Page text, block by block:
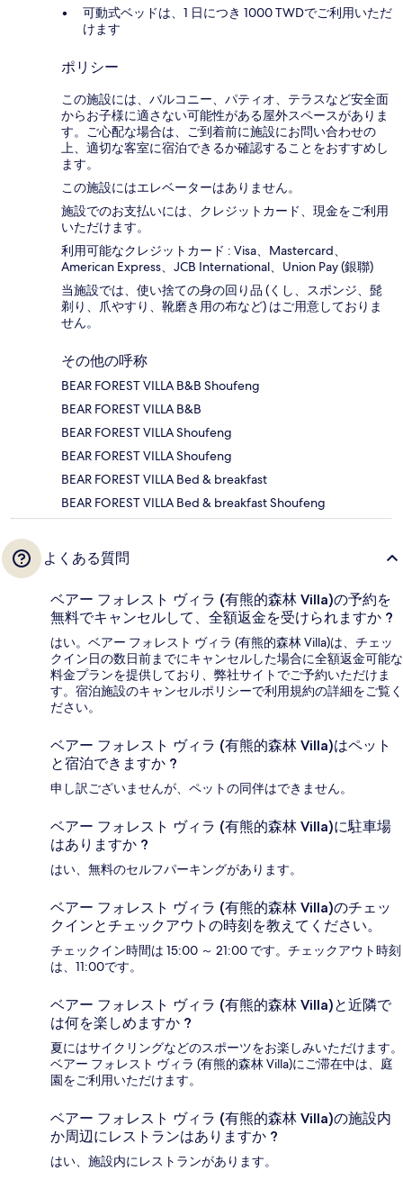
可動式ベッドは、1 日につき 1000 TWDでご利用いただ
けます
ポリシー
この施設には、バルコニー、パティオ、テラスなど安全面
からお子様に適さない可能性がある屋外スペースがありま
す。ご心配な場合は、ご到着前に施設にお問い合わせの
上、適切な客室に宿泊できるか確認することをおすすめし
ます。
この施設にはエレベーターはありません。
施設でのお支払いには、クレジットカード、現金をご利用
いただけます。
利用可能なクレジットカード : Visa、Mastercard、
American Express、JCB International、Union Pay (銀聯)
当施設では、使い捨ての身の回り品 (くし、スポンジ、髭
剃り、爪やすり、靴磨き用の布など) はご用意しておりま
せん。
その他の呼称
BEAR FOREST VILLA B&B Shoufeng
BEAR FOREST VILLA B&B
BEAR FOREST VILLA Shoufeng
BEAR FOREST VILLA Shoufeng
BEAR FOREST VILLA Bed & breakfast
BEAR FOREST VILLA Bed & breakfast Shoufeng
よくある質問
ベアー フォレスト ヴィラ (有熊的森林 Villa)の予約を
無料でキャンセルして、全額返金を受けられますか ?
はい。ベアー フォレスト ヴィラ (有熊的森林 Villa)は、チェッ
クイン日の数日前までにキャンセルした場合に全額返金可能な
料金プランを提供しており、弊社サイトでご予約いただけま
す。宿泊施設のキャンセルポリシーで利用規約の詳細をご覧く
ださい。
ベアー フォレスト ヴィラ (有熊的森林 Villa)はペット
と宿泊できますか ?
申し訳ございませんが、ペットの同伴はできません。
ベアー フォレスト ヴィラ (有熊的森林 Villa)に駐車場
はありますか ?
はい、無料のセルフパーキングがあります。
ベアー フォレスト ヴィラ (有熊的森林 Villa)のチェッ
クインとチェックアウトの時刻を教えてください。
チェックイン時間は 15:00 ～ 21:00 です。チェックアウト時刻
は、11:00です。
ベアー フォレスト ヴィラ (有熊的森林 Villa)と近隣で
は何を楽しめますか ?
夏にはサイクリングなどのスポーツをお楽しみいただけます。
ベアー フォレスト ヴィラ (有熊的森林 Villa)にご滞在中は、庭
園をご利用いただけます。
ベアー フォレスト ヴィラ (有熊的森林 Villa)の施設内
か周辺にレストランはありますか ?
はい、施設内にレストランがあります。